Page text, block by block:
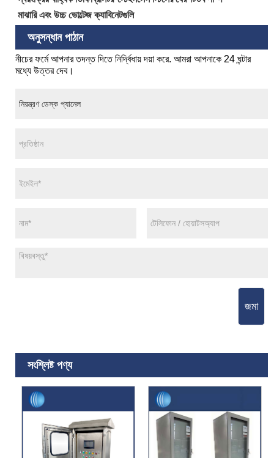
মাঝারি এবং উচ্চ ভোল্টেজ ক্যাবিনেটগুলি
অনুসন্ধান পাঠান
নীচের ফর্মে আপনার তদন্ত দিতে নির্দ্বিধায় দয়া করে. আমরা আপনাকে 24 ঘন্টার
মধ্যে উত্তর দেব।
জমা
সংশ্লিষ্ট পণ্য